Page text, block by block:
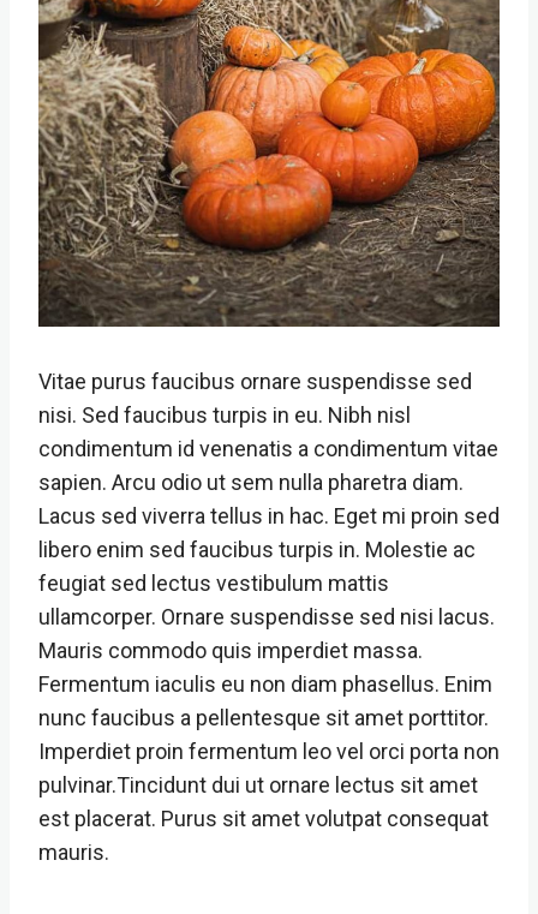
Vitae purus faucibus ornare suspendisse sed
nisi. Sed faucibus turpis in eu. Nibh nisl
condimentum id venenatis a condimentum vitae
sapien. Arcu odio ut sem nulla pharetra diam.
Lacus sed viverra tellus in hac. Eget mi proin sed
libero enim sed faucibus turpis in. Molestie ac
feugiat sed lectus vestibulum mattis
ullamcorper. Ornare suspendisse sed nisi lacus.
Mauris commodo quis imperdiet massa.
Fermentum iaculis eu non diam phasellus. Enim
nunc faucibus a pellentesque sit amet porttitor.
Imperdiet proin fermentum leo vel orci porta non
pulvinar.Tincidunt dui ut ornare lectus sit amet
est placerat. Purus sit amet volutpat consequat
mauris.